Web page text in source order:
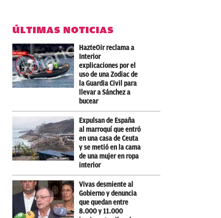
ÚLTIMAS NOTICIAS
HazteOir reclama a
Interior
explicaciones por el
uso de una Zodiac de
la Guardia Civil para
llevar a Sánchez a
bucear
Expulsan de España
al marroquí que entró
en una casa de Ceuta
y se metió en la cama
de una mujer en ropa
interior
Vivas desmiente al
Gobierno y denuncia
que quedan entre
8.000 y 11.000